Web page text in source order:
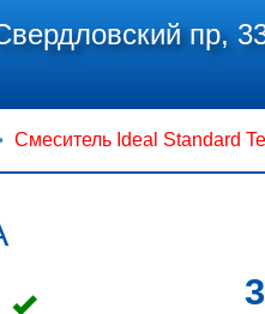
пр,
Смеситель Ideal Standard